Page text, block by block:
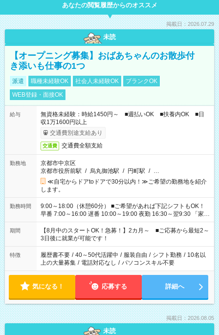
あなたの閲覧履歴からのオススメ
掲載日：2026.07.29
未読
【オープニング募集】おばあちゃんのお散歩付
き添いも仕事の1つ
派遣 職種未経験OK 社会人未経験OK
ブランクOK
WEB登録・面接OK
給与
無資格未経験：時給1450円～ ■週払いOK ■扶養内OK ■日
収1万1600円以上
交通費別途支給あり
交通費 交通費全額支給
勤務地
京都市中京区
京都市役所前駅 / 烏丸御池駅 / 円町駅 / …
≪自宅からドアtoドアで30分以内！≫ご希望の勤務地を紹介
します。
勤務時間
9:00～18:00（休憩60分） ■ご希望があれば下記シフトもOK！
早番 7:00～16:00 遅番 10:00～19:00 夜勤 16:30～翌9:30 「家族
と休みを合わせたい」 「余裕を持って夕飯の準備がしたい」
「できれば残業はしたくない」 など、ご希望を教えてください
ね。 ※Wワーク希望の方へ 今ご覧のお仕事で希望する勤務時間
と、もう1つのお仕事の勤務時間。 合計で週40時間を超える場
合は応募できません。
期間
【8月中のスタートOK！急募！】2カ月～ ■ご応募から最短2～
3日後に就業が可能です！
特徴 履歴書不要 / 40～50代活躍中 / 服装自由 / シフト勤務 / 10名以
上の大量募集 / 電話対応なし / パソコンスキル不要
気になる！ 応募する 詳細へ
掲載日：2026.08.05
未読